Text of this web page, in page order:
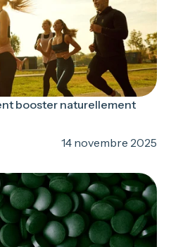
booster naturellement
14 novembre 2025